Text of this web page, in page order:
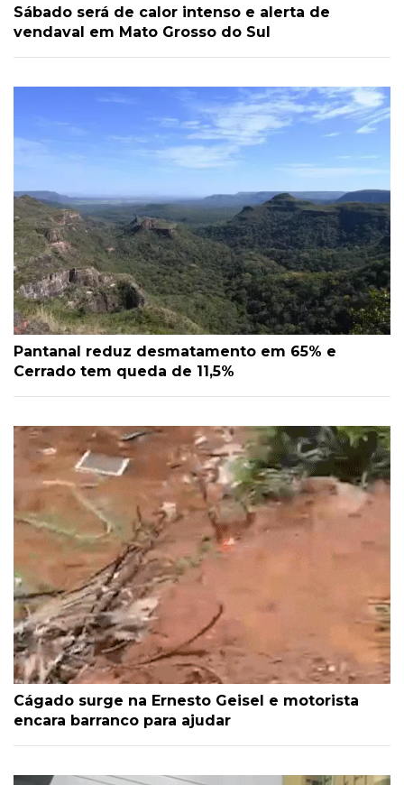
Sábado será de calor intenso e alerta de
vendaval em Mato Grosso do Sul
Pantanal reduz desmatamento em 65% e
Cerrado tem queda de 11,5%
Cágado surge na Ernesto Geisel e motorista
encara barranco para ajudar